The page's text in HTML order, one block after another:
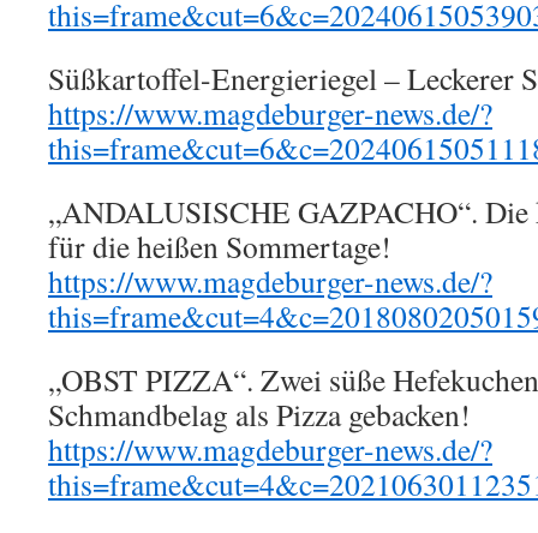
Süßkartoffel-Energieriegel – Leckerer
https://www.magdeburger-news.de/?
„ANDALUSISCHE GAZPACHO“. Die
für die heißen Sommertage!
https://www.magdeburger-news.de/?
„OBST PIZZA“. Zwei süße
Schmandbelag als Pizza gebacken!
https://www.magdeburger-news.de/?